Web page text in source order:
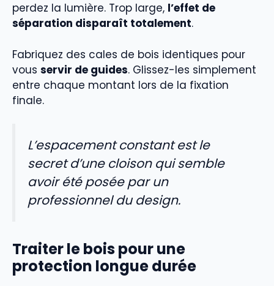
perdez la lumière. Trop large, l’effet de
séparation disparaît totalement.
Fabriquez des cales de bois identiques pour
vous servir de guides. Glissez-les simplement
entre chaque montant lors de la fixation
finale.
L’espacement constant est le
secret d’une cloison qui semble
avoir été posée par un
professionnel du design.
Traiter le bois pour une
protection longue durée